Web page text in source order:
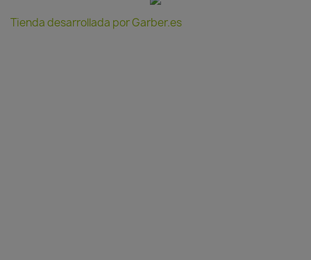
Tienda desarrollada por Garber.es